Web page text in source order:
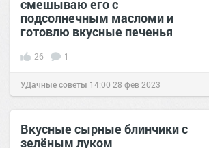
смешываю его с
подсолнечным масломи и
готовлю вкусные печенья
26 1
УДачные советы 14:00 28 фев 2023
Вкусные сырные блинчики с
зелёным луком